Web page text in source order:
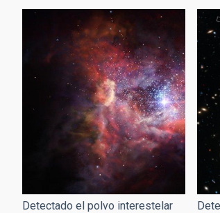
Detectado el polvo interestelar